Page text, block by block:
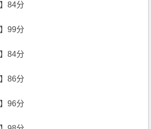
】84分
】99分
】84分
】86分
】96分